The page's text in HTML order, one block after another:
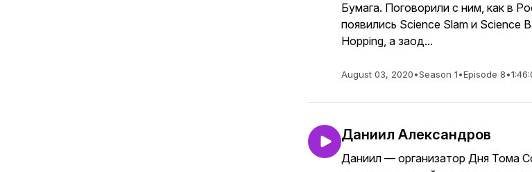
Бумага. Поговорили с ним, как в
появились Science Slam и Science
Hopping, a заод...
August 03, 2020•Season 1•Episode 8•
Даниил Александров
Даниил — организатор Дня Тома